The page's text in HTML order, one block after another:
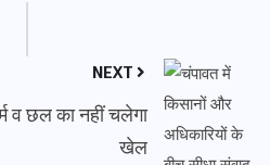
NEXT
व छल का नहीं चलेगा
खेल